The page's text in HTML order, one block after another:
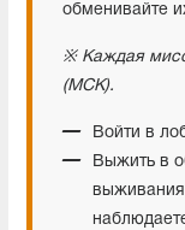
обменивайте
※ Каждая
(МСК).
Войти в
Выжить в
выживания